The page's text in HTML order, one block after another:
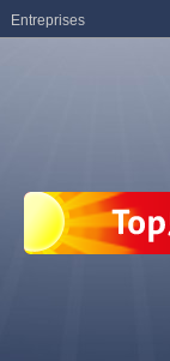
Entreprises